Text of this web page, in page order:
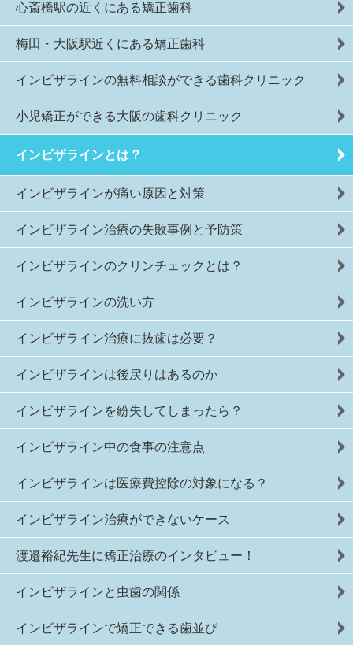
心斎橋駅の近くにある矯正歯科
梅田・大阪駅近くにある矯正歯科
インビザラインの無料相談ができる歯科クリニック
小児矯正ができる大阪の歯科クリニック
インビザラインとは？
インビザラインが痛い原因と対策
インビザライン治療の失敗事例と予防策
インビザラインのクリンチェックとは？
インビザラインの洗い方
インビザライン治療に抜歯は必要？
インビザラインは後戻りはあるのか
インビザラインを紛失してしまったら？
インビザライン中の食事の注意点
インビザラインは医療費控除の対象になる？
インビザライン治療ができないケース
渡邉裕紀先生に矯正治療のインタビュー！
インビザラインと虫歯の関係
インビザラインで矯正できる歯並び